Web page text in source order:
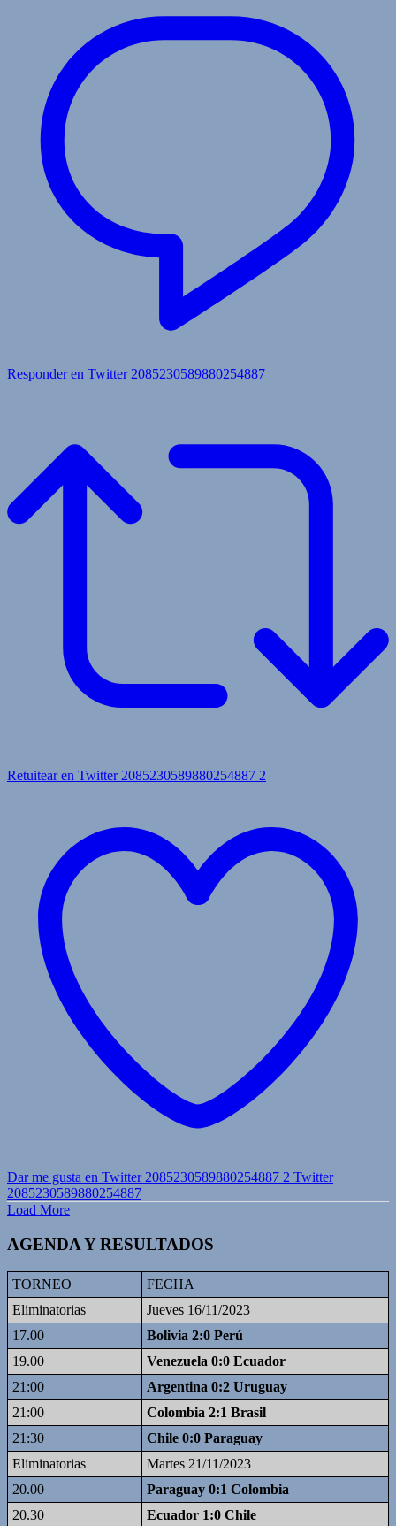
Responder en Twitter 2085230589880254887
Retuitear en Twitter 2085230589880254887 2
Dar me gusta en Twitter 2085230589880254887 2 Twitter
2085230589880254887
Load More
AGENDA Y RESULTADOS
TORNEO
FECHA
Eliminatorias
Jueves 16/11/2023
17.00
Bolivia 2:0 Perú
19.00
Venezuela 0:0 Ecuador
21:00
Argentina 0:2 Uruguay
21:00
Colombia 2:1 Brasil
21:30
Chile 0:0 Paraguay
Eliminatorias
Martes 21/11/2023
20.00
Paraguay 0:1 Colombia
20.30
Ecuador 1:0 Chile